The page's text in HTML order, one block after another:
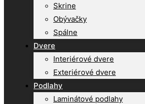
Skrine
Obývačky
Spálne
Dvere
Interiérové dvere
Exteriérové dvere
Podlahy
Laminátové podlahy